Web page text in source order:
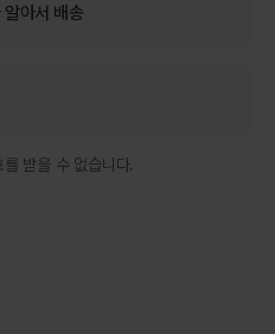
아서 배송
받을 수 없습니다.